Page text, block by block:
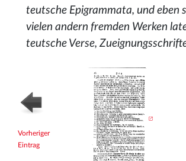
teutsche Epigrammata, und eben
vielen andern fremden Werken
teutsche Verse,
Vorheriger
Eintrag